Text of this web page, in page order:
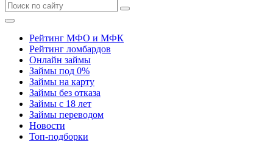
Рейтинг МФО и МФК
Рейтинг ломбардов
Онлайн займы
Займы под 0%
Займы на карту
Займы без отказа
Займы с 18 лет
Займы переводом
Новости
Топ-подборки